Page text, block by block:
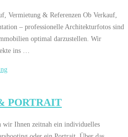
Vermietung & Referenzen Ob Verkauf,
– professionelle Architekturfotos sind
optimal darzustellen. Wir
ins …
PORTRAIT
wir Ihnen zeitnah ein individuelles